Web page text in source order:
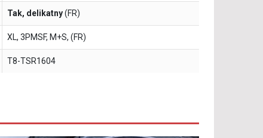
Tak, delikatny(FR)
XL, 3PMSF, M+S, (FR)
T8-TSR1604